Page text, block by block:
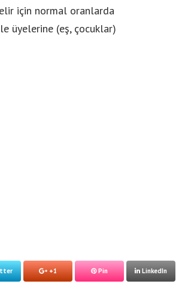
için normal oranlarda
üyelerine (eş, çocuklar)
+1 Pin LinkedIn